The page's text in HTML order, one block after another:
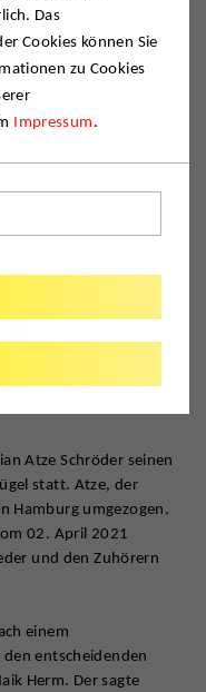
Atze Schröder seinen
statt. Atze, der
Hamburg umgezogen.
02. April 2021
und den Zuhörern
einem
entscheidenden
Herm. Der sagte
Das
Cookies können Sie
zu Cookies
Impressum.